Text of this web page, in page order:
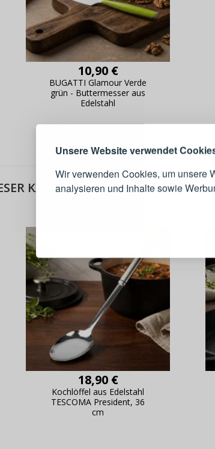
Unsere Website verwendet
Wir verwenden Cookies, um unsere
analysieren und Inhalte sowie
10,90 €
BUGATTI Glamour Verde
grün - Buttermesser aus
Edelstahl
KATEGORIE
18,90 €
Kochlöffel aus Edelstahl
TESCOMA President, 36
cm
Warum es sich lohnt, ein Konto zu
erstellen
Live-Überblick über Änderungen an der
Bestellung,